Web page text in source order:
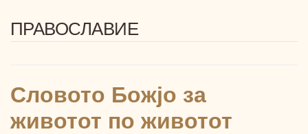
ПРАВОСЛАВИЕ
Словото Божјо за
животот по животот